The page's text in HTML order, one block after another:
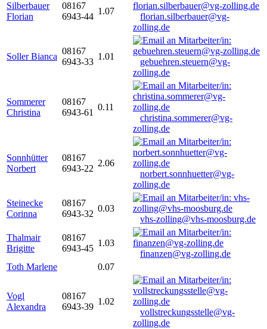
Silberbauer
Florian
08167
6943-44
1.07
florian.silberbauer@vg-
zolling.de
Soller Bianca
08167
6943-33
1.01
gebuehren.steuern@vg-
zolling.de
Sommerer
Christina
08167
6943-61
0.11
christina.sommerer@vg-
zolling.de
Sonnhütter
Norbert
08167
6943-22
2.06
norbert.sonnhuetter@vg-
zolling.de
Steinecke
Corinna
08167
6943-32
0.03
vhs-zolling@vhs-moosburg.de
Thalmair
Brigitte
08167
6943-45
1.03
finanzen@vg-zolling.de
Toth Marlene
0.07
Vogl
Alexandra
08167
6943-39
1.02
vollstreckungsstelle@vg-
zolling.de